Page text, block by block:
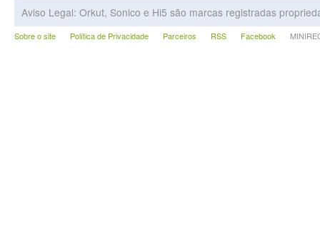
Aviso Legal: Orkut, Sonico e Hi5 são marcas registradas
Sobre o site Política de Privacidade Parceiros RSS Facebook